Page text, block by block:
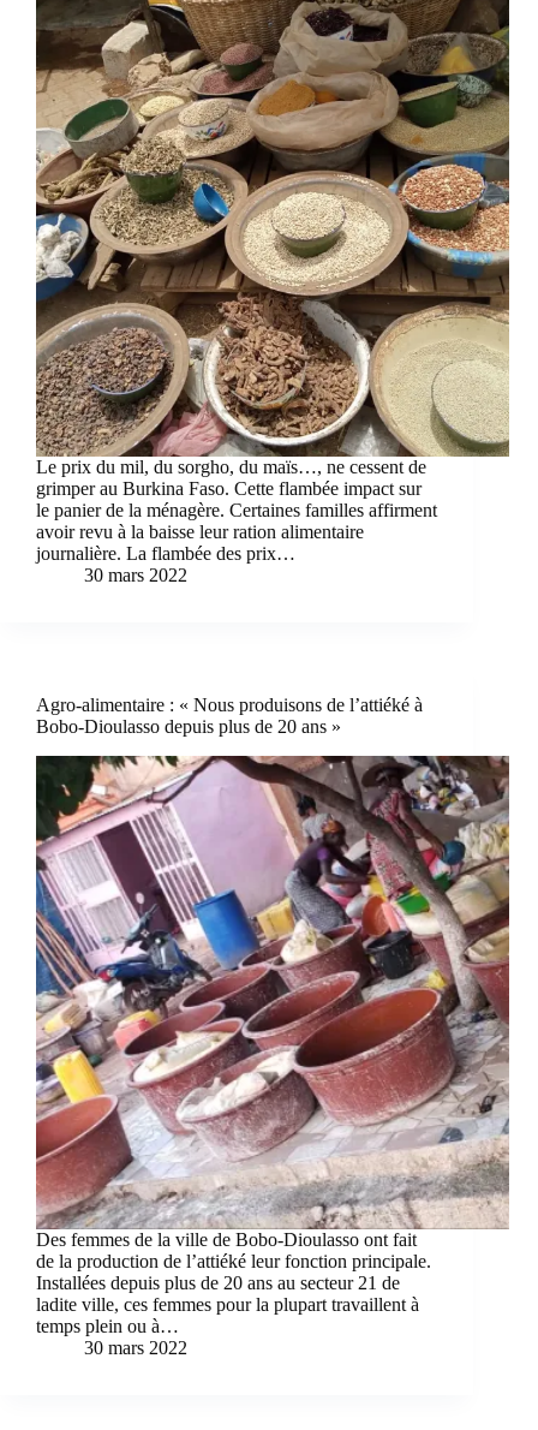
Le prix du mil, du sorgho, du maïs…, ne cessent de
grimper au Burkina Faso. Cette flambée impact sur
le panier de la ménagère. Certaines familles affirment
avoir revu à la baisse leur ration alimentaire
journalière. La flambée des prix…
30 mars 2022
Agro-alimentaire : « Nous produisons de l’attiéké à
Bobo-Dioulasso depuis plus de 20 ans »
Des femmes de la ville de Bobo-Dioulasso ont fait
de la production de l’attiéké leur fonction principale.
Installées depuis plus de 20 ans au secteur 21 de
ladite ville, ces femmes pour la plupart travaillent à
temps plein ou à…
30 mars 2022